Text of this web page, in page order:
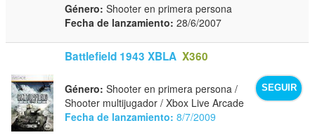
Género: Shooter en primera persona
Fecha de lanzamiento: 28/6/2007
Battlefield 1943 XBLA X360
SEGUIR
Género: Shooter en primera persona /
Shooter multijugador / Xbox Live Arcade
Fecha de lanzamiento: 8/7/2009